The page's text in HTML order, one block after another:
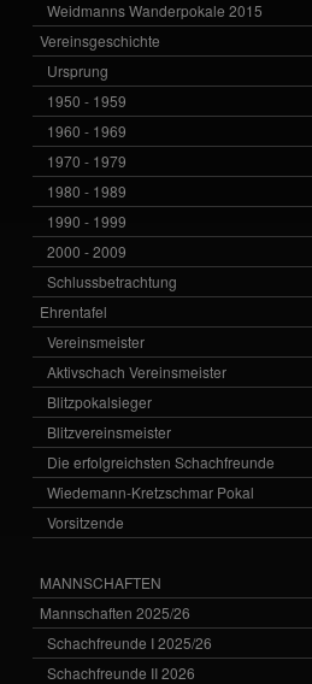
Weidmanns Wanderpokale 2015
Vereinsgeschichte
Ursprung
1950 - 1959
1960 - 1969
1970 - 1979
1980 - 1989
1990 - 1999
2000 - 2009
Schlussbetrachtung
Ehrentafel
Vereinsmeister
Aktivschach Vereinsmeister
Blitzpokalsieger
Blitzvereinsmeister
Die erfolgreichsten Schachfreunde
Wiedemann-Kretzschmar Pokal
Vorsitzende
MANNSCHAFTEN
Mannschaften 2025/26
Schachfreunde I 2025/26
Schachfreunde II 2026